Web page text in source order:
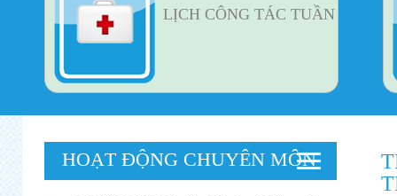
LỊCH CÔNG TÁC TUẦN
HOẠT ĐỘNG CHUYÊN MÔN